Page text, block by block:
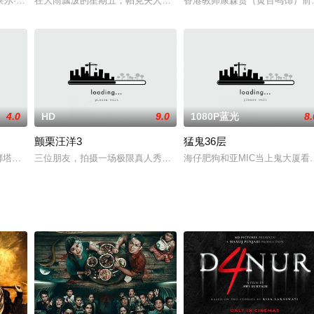
算接走通过中介收养的海地小女孩妮娜。他们在旅馆结识了穿着防风衣，头
4.0
莉·多默尔、艾德·斯克林主演影片[黑暗之中](In Darkness，暂译)
HD 9.0
颤栗汪洋3
三位朋友，拍摄一场极限真人秀的录像带，进入了鲨鱼笼潜水，但
1080P蓝光
猛鬼36层
海仔肥狗和亚MIC当上鬼大厦